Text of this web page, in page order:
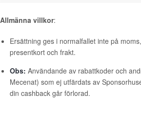
Allmänna villkor:
Ersättning ges i normalfallet inte på
presentkort och frakt.
Obs: Användande av rabattkoder och
Mecenat) som ej utfärdats av
din cashback går förlorad.